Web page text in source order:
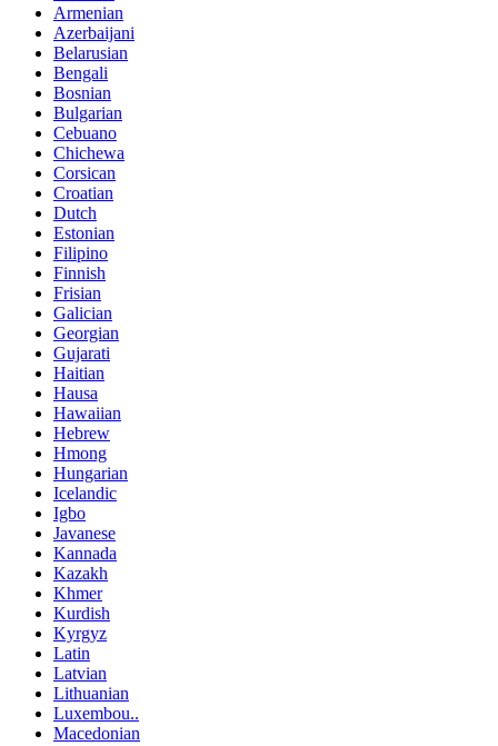
Armenian
Azerbaijani
Belarusian
Bengali
Bosnian
Bulgarian
Cebuano
Chichewa
Corsican
Croatian
Dutch
Estonian
Filipino
Finnish
Frisian
Galician
Georgian
Gujarati
Haitian
Hausa
Hawaiian
Hebrew
Hmong
Hungarian
Icelandic
Igbo
Javanese
Kannada
Kazakh
Khmer
Kurdish
Kyrgyz
Latin
Latvian
Lithuanian
Luxembou..
Macedonian